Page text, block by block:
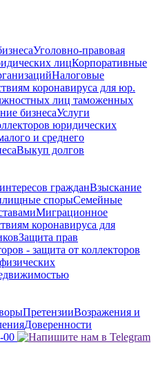
Уголовно-правовая
лицКорпоративные
Налоговые
коронавируса для юр.
лиц таможенных
бизнесаУслуги
юридических
и среднего
Выкуп долгов
гражданВзыскание
спорыСемейные
Миграционное
коронавируса для
Защита прав
- защита от коллекторов
ПретензииВозражения и
Доверенности
00